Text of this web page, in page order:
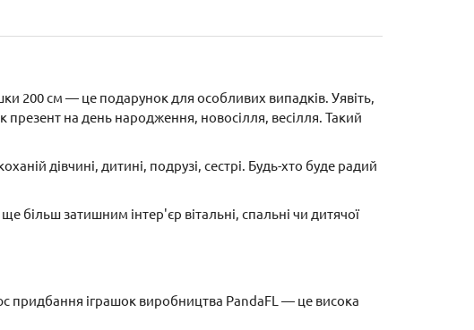
200 см — це подарунок для особливих випадків. Уявіть,
на день народження, новосілля, весілля. Такий
дівчині, дитині, подрузі, сестрі. Будь-хто буде радий
затишним інтер'єр вітальні, спальні чи дитячої
придбання іграшок виробництва PandaFL — це висока